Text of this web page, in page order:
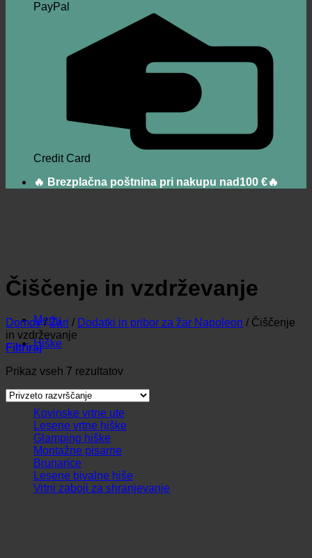
PayPal
Credit Card
🔥 Brezplačna poštnina pri nakupu nad100 €🔥
Menu
Hiške
Kovinske vrtne ute
Lesene vrtne hiške
Glamping hiške
Montažne pisarne
Brunarice
Lesene bivalne hiše
Vrtni zaboji za shranjevanje
Čiščenje in vzdrževanje
Domov / Žari / Dodatki in pribor za žar Napoleon / Čiščenje
in vzdrževanje
Filtriraj
Prikaz vseh 7 rezultatov